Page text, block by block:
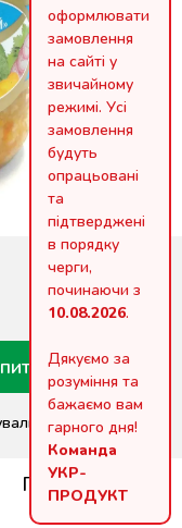
оформлювати
замовлення
на сайті у
звичайному
режимі. Усі
замовлення
будуть
опрацьовані
та
підтверджені
в порядку
черги,
починаючи з
10.08.2026.
Дякуємо за
розуміння та
бажаємо вам
гарного дня!
Команда
УКР-
ПРОДУКТ
знижки
Порівняти